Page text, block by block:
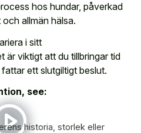
hos hundar, påverkad
allmän hälsa.
i sitt
är viktigt att du tillbringar tid
ett slutgiltigt beslut.
see:
historia, storlek eller